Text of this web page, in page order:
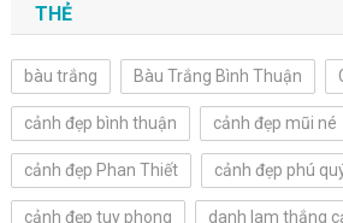
THẺ
bàu trắng Bàu Trắng Bình Thuận
cảnh đẹp bình thuận cảnh đẹp mũi né
cảnh đẹp Phan Thiết cảnh đẹp phú
cảnh đẹp tuy phong danh lam thắng